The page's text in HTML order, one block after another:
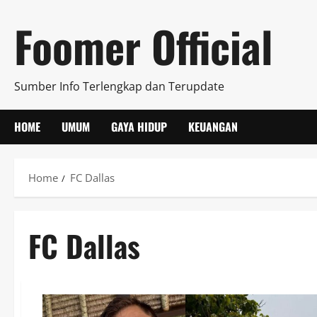
content
Foomer Official
Sumber Info Terlengkap dan Terupdate
HOME UMUM GAYA HIDUP KEUANGAN
Home FC Dallas
FC Dallas